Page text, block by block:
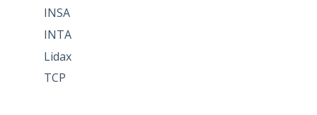
INSA
INTA
Lidax
TCP